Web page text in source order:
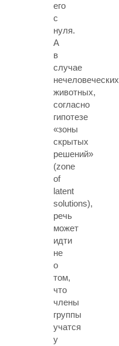
его
с
нуля.
А
в
случае
нечеловеческих
животных,
согласно
гипотезе
«зоны
скрытых
решений»
(zone
of
latent
solutions),
речь
может
идти
не
о
том,
что
члены
группы
учатся
у